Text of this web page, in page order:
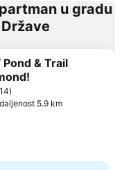
u gradu
& Trail
14
5.9 km